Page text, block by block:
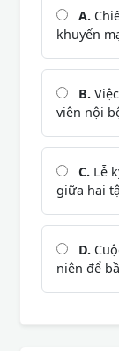
A.
khuyến
B.
viên nội
C. Lễ
giữa hai
D.
niên để